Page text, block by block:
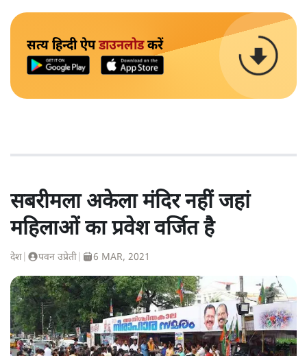
सत्य हिन्दी ऐपडाउनलोडकरें
सबरीमला अकेला मंदिर नहीं जहां
महिलाओं का प्रवेश वर्जित है
देश पवन उप्रेती 6 MAR, 2021